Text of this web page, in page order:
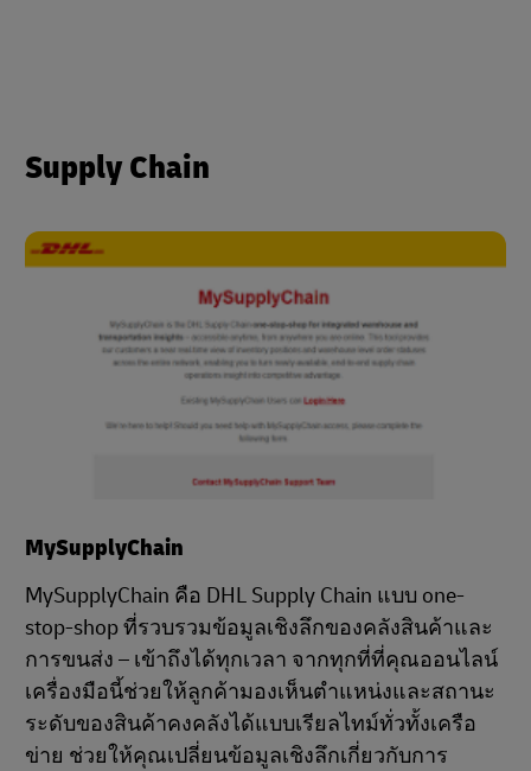
Supply Chain
MySupplyChain
MySupplyChain คือ DHL Supply Chain แบบ one-
stop-shop ที่รวบรวมข้อมูลเชิงลึกของคลังสินค้าและ
การขนส่ง – เข้าถึงได้ทุกเวลา จากทุกที่ที่คุณออนไลน์
เครื่องมือนี้ช่วยให้ลูกค้ามองเห็นตำแหน่งและสถานะ
ระดับของสินค้าคงคลังได้แบบเรียลไทม์ทั่วทั้งเครือ
ข่าย ช่วยให้คุณเปลี่ยนข้อมูลเชิงลึกเกี่ยวกับการ